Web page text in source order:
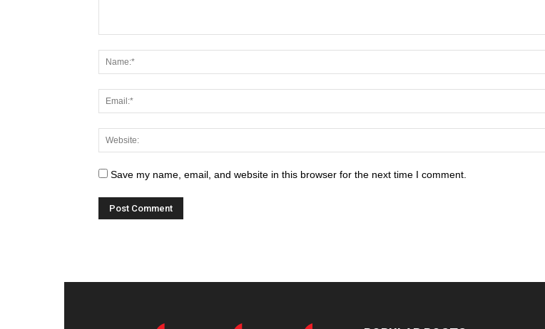
Save my name, email, and website in this browser for the next time I comment.